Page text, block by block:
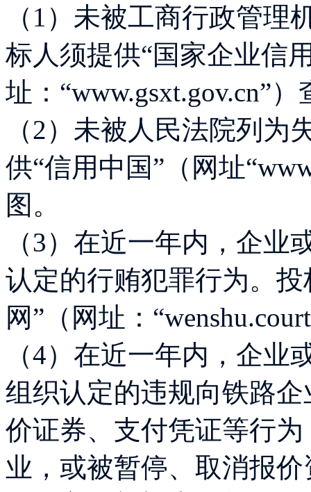
（1）未被工商行政管
标人须提供“国家企业信
址：“www.gsxt.gov.cn”
（2）未被人民法院列为
供“信用中国”（网址
图。
（3）在近一年内，企
认定的行贿犯罪行为。
网”（网址：
（4）在近一年内，企
组织认定的违规向铁路
价证券、支付凭证等行
业，或被暂停、取消报